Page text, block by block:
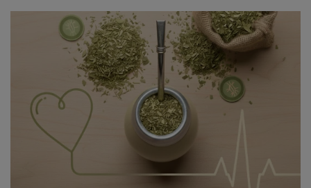
La yerba mate est-elle bonne pour la santé ? Quels
sont ses effets sur le cholestérol et la tension
artérielle ?
La yerba mate attire l'attention depuis des années, non
seulement parmi les personnes à la recherche d'un
regain d'énergie naturel, mais aussi parmi celles qui